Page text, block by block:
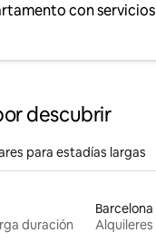
con
descubrir
para estadías largas
duración
Barcelona